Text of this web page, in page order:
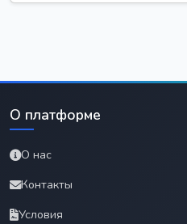
О платформе
О нас
Контакты
Условия